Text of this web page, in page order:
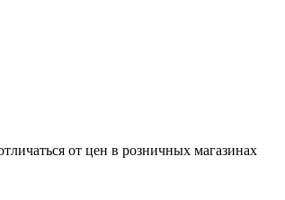
от цен в розничных магазинах